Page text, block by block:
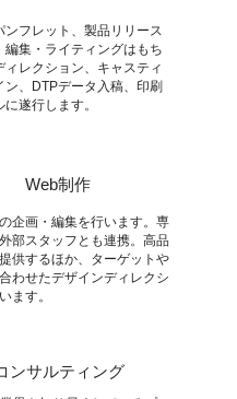
ンフレット、製品リリース
編集・ライティングはもち
ィレクション、キャスティ
ン、DTPデータ入稿、印刷
遂行します。
Web制作
企画・編集を行います。専
部スタッフとも連携。高品
供するほか、ターゲットや
わせたデザインディレクシ
ます。
ンサルティング